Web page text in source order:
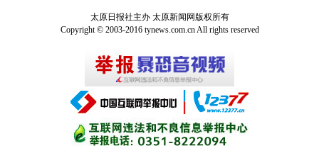
太原日报社主办 太原新闻网版权所有
Copyright © 2003-2016 tynews.com.cn All rights reserved